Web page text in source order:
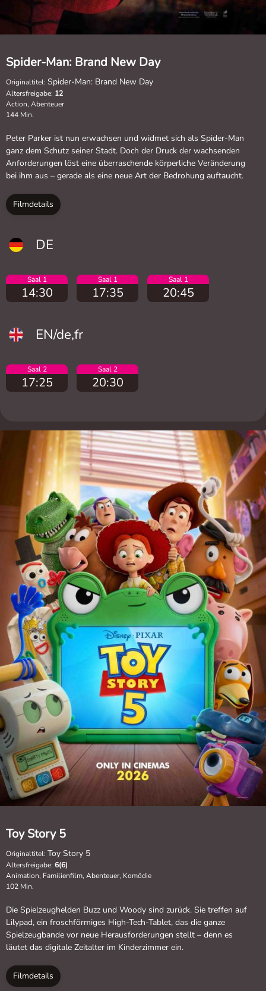
Spider-Man: Brand New Day
Originaltitel: Spider-Man: Brand New Day
Altersfreigabe: 12
Action, Abenteuer
144 Min.
Peter Parker ist nun erwachsen und widmet sich als Spider-Man
ganz dem Schutz seiner Stadt. Doch der Druck der wachsenden
Anforderungen löst eine überraschende körperliche Veränderung
bei ihm aus – gerade als eine neue Art der Bedrohung auftaucht.
Filmdetails
DE
Saal 1
14:30
Saal 1
17:35
Saal 1
20:45
EN/de,fr
Saal 2
17:25
Saal 2
20:30
Toy Story 5
Originaltitel: Toy Story 5
Altersfreigabe: 6(6)
Animation, Familienfilm, Abenteuer, Komödie
102 Min.
Die Spielzeughelden Buzz und Woody sind zurück. Sie treffen auf
Lilypad, ein froschförmiges High-Tech-Tablet, das die ganze
Spielzeugbande vor neue Herausforderungen stellt – denn es
läutet das digitale Zeitalter im Kinderzimmer ein.
Filmdetails